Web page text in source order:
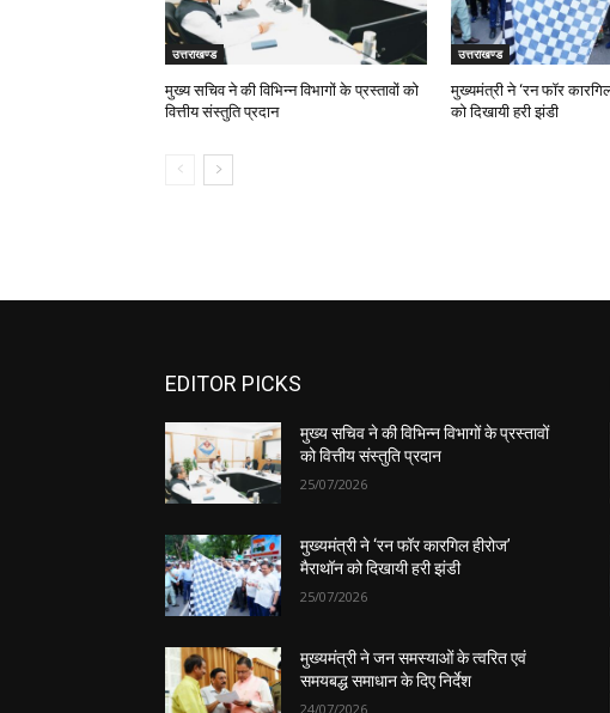
EDITOR PICKS
मुख्य सचिव ने की विभिन्न विभागों के प्रस्तावों
को वित्तीय संस्तुति प्रदान
25/07/2026
मुख्यमंत्री ने ‘रन फॉर कारगिल हीरोज’
मैराथॉन को दिखायी हरी झंडी
25/07/2026
मुख्यमंत्री ने जन समस्याओं के त्वरित एवं
समयबद्ध समाधान के दिए निर्देश
24/07/2026